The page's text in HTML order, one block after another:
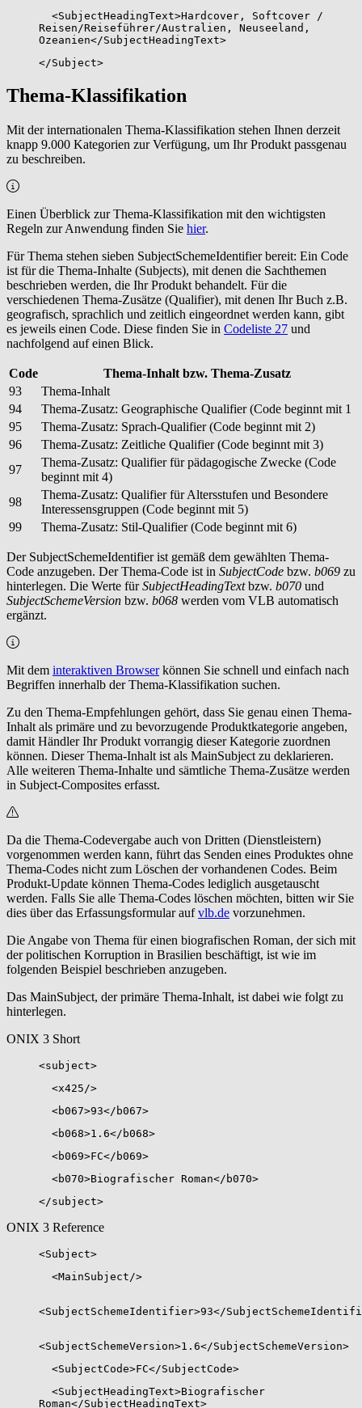
<SubjectHeadingText>Hardcover, Softcover /
Reisen/Reiseführer/Australien, Neuseeland,
Ozeanien</SubjectHeadingText>
</Subject>
Thema-Klassifikation
Mit der internationalen Thema-Klassifikation stehen Ihnen derzeit
knapp 9.000 Kategorien zur Verfügung, um Ihr Produkt passgenau
zu beschreiben.
Einen Überblick zur Thema-Klassifikation mit den wichtigsten
Regeln zur Anwendung finden Sie hier.
Für Thema stehen sieben SubjectSchemeIdentifier bereit: Ein Code
ist für die Thema-Inhalte (Subjects), mit denen die Sachthemen
beschrieben werden, die Ihr Produkt behandelt. Für die
verschiedenen Thema-Zusätze (Qualifier), mit denen Ihr Buch z.B.
geografisch, sprachlich und zeitlich eingeordnet werden kann, gibt
es jeweils einen Code. Diese finden Sie in Codeliste 27 und
nachfolgend auf einen Blick.
Code
Thema-Inhalt bzw. Thema-Zusatz
93
Thema-Inhalt
94
Thema-Zusatz: Geographische Qualifier (Code beginnt mit 1
95
Thema-Zusatz: Sprach-Qualifier (Code beginnt mit 2)
96
Thema-Zusatz: Zeitliche Qualifier (Code beginnt mit 3)
97
Thema-Zusatz: Qualifier für pädagogische Zwecke (Code
beginnt mit 4)
98
Thema-Zusatz: Qualifier für Altersstufen und Besondere
Interessensgruppen (Code beginnt mit 5)
99
Thema-Zusatz: Stil-Qualifier (Code beginnt mit 6)
Der SubjectSchemeIdentifier ist gemäß dem gewählten Thema-
Code anzugeben. Der Thema-Code ist in SubjectCode bzw. b069 zu
hinterlegen. Die Werte fürSubjectHeadingTextbzw. b070 und
SubjectSchemeVersion bzw. b068 werden vom VLB automatisch
ergänzt.
Mit dem interaktiven Browserkönnen Sie schnell und einfach nach
Begriffen innerhalb der Thema-Klassifikation suchen.
Zu den Thema-Empfehlungen gehört, dass Sie genau einen Thema-
Inhalt als primäre und zu bevorzugende Produktkategorie angeben,
damit Händler Ihr Produkt vorrangig dieser Kategorie zuordnen
können. Dieser Thema-Inhalt ist als MainSubject zu deklarieren.
Alle weiteren Thema-Inhalte und sämtliche Thema-Zusätze werden
in Subject-Composites erfasst.
Da die Thema-Codevergabe auch von Dritten (Dienstleistern)
vorgenommen werden kann, führt das Senden eines Produktes ohne
Thema-Codes nicht zum Löschen der vorhandenen Codes. Beim
Produkt-Update können Thema-Codes lediglich ausgetauscht
werden. Falls Sie alle Thema-Codes löschen möchten, bitten wir Sie
dies über das Erfassungsformular aufvlb.de vorzunehmen.
Die Angabe von Thema für einen biografischen Roman, der sich mit
der politischen Korruption in Brasilien beschäftigt, ist wie im
folgenden Beispiel beschrieben anzugeben.
Das MainSubject, der primäre Thema-Inhalt, ist dabei wie folgt zu
hinterlegen.
ONIX 3 Short
<subject>
<x425/>
<b067>93</b067>
<b068>1.6</b068>
<b069>FC</b069>
<b070>Biografischer Roman</b070>
</subject>
ONIX 3 Reference
<Subject>
<MainSubject/>
<SubjectSchemeIdentifier>93</
<SubjectSchemeVersion>1.6</SubjectSchemeVersion>
<SubjectCode>FC</SubjectCode>
<SubjectHeadingText>Biografischer
Roman</SubjectHeadingText>